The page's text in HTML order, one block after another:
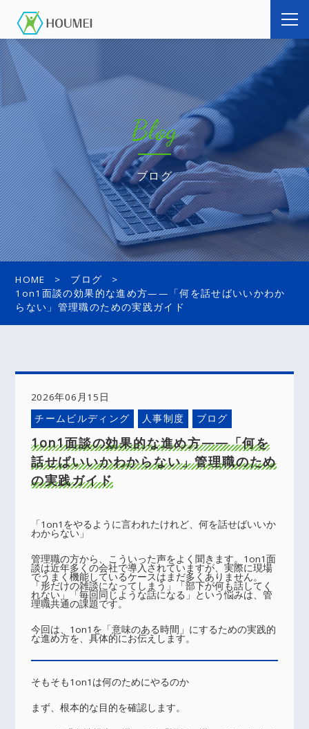
Blog
ブログ
HOME
ブログ
1on1面談の効果的な進め方——「何を話せばいいかわか
らない」管理職のための実践ガイド
2026年06月15日
チームビルディング
人事制度 ブログ
1on1面談の効果的な進め方——「何を
話せばいいかわからない」管理職のため
の実践ガイド
「1on1をやるように言われたけれど、何を話せばいいか
わからない」
管理職の方から、こういった声をよく聞きます。1on1面
談は近年多くの会社で導入されていますが、実際に現場
でうまく機能しているケースはまだ多くありません。
「形だけの雑談になってしまう」「部下が何も話してく
れない」「毎回同じような話になる」という悩みは、管
理職共通の課題です。
今回は、1on1を「意味のある時間」にするための実践的
な進め方を、具体的にお伝えします。
そもそも1on1は何のためにやるのか
まず、根本的な目的を確認します。